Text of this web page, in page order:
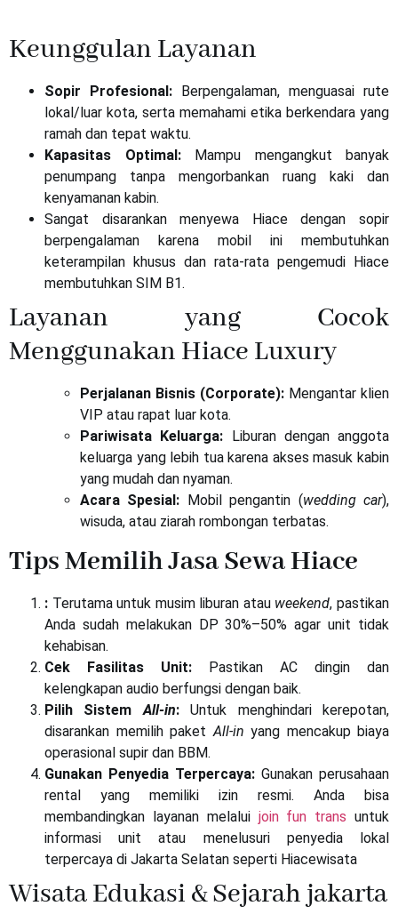
Keunggulan Layanan
Sopir Profesional: Berpengalaman, menguasai rute
lokal/luar kota, serta memahami etika berkendara yang
ramah dan tepat waktu.
Kapasitas Optimal:Mampu mengangkut banyak
penumpang tanpa mengorbankan ruang kaki dan
kenyamanan kabin.
Sangat disarankan menyewa Hiace dengan sopir
berpengalaman karena mobil ini membutuhkan
keterampilan khusus dan rata-rata pengemudi Hiace
membutuhkan SIM B1.
Layanan yang Cocok
Menggunakan Hiace Luxury
Perjalanan Bisnis (Corporate): Mengantar klien
VIP atau rapat luar kota.
Pariwisata Keluarga: Liburan dengan anggota
keluarga yang lebih tua karena akses masuk kabin
yang mudah dan nyaman.
Acara Spesial: Mobil pengantin (wedding car),
wisuda, atau ziarah rombongan terbatas.
Tips Memilih Jasa Sewa Hiace
: Terutama untuk musim liburan atau weekend, pastikan
Anda sudah melakukan DP 30%–50% agar unit tidak
kehabisan.
Cek Fasilitas Unit: Pastikan AC dingin dan
kelengkapan audio berfungsi dengan baik.
Pilih SistemAll-in:Untuk menghindari kerepotan,
disarankan memilih paketAll-in yang mencakup biaya
operasional supir dan BBM.
Gunakan Penyedia Terpercaya: Gunakan perusahaan
rental yang memiliki izin resmi. Anda bisa
membandingkan layanan melalui join fun trans untuk
informasi unit atau menelusuri penyedia lokal
terpercaya di Jakarta Selatan seperti Hiacewisata
Wisata Edukasi & Sejarah jakarta